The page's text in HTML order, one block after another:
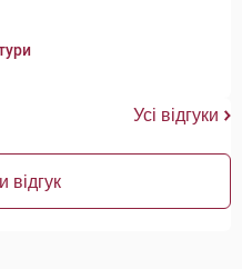
Усі відгуки
відгук